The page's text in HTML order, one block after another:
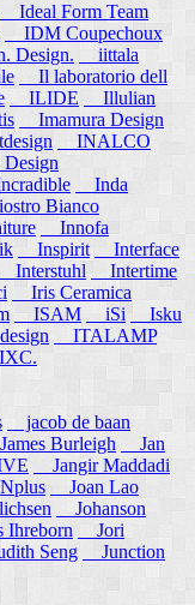
Ideal Form Team
IDM Coupechoux
Design.
iittala
Il laboratorio dell
ILIDE
Illulian
Imamura Design
INALCO
Inda
Bianco
Innofa
Inspirit
Interface
Interstuhl
Intertime
Iris Ceramica
ISAM iSi Isku
ITALAMP
jacob de baan
Burleigh
Jan
Jangir Maddadi
Joan Lao
Johanson
Ihreborn
Jori
Seng
Junction